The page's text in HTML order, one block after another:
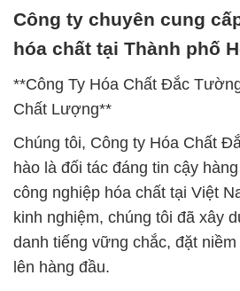
Công ty chuyên cung
hóa chất tại Thành phố
**Công Ty Hóa Chất Đắc
Chất Lượng**
Chúng tôi, Công ty Hóa Chất
hào là đối tác đáng tin cậy
công nghiệp hóa chất tại Việt
kinh nghiệm, chúng tôi đã xây
danh tiếng vững chắc, đặt
lên hàng đầu.